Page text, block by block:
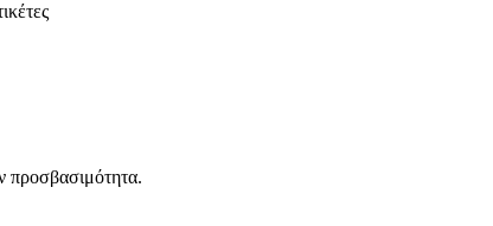
προσβασιμότητα.